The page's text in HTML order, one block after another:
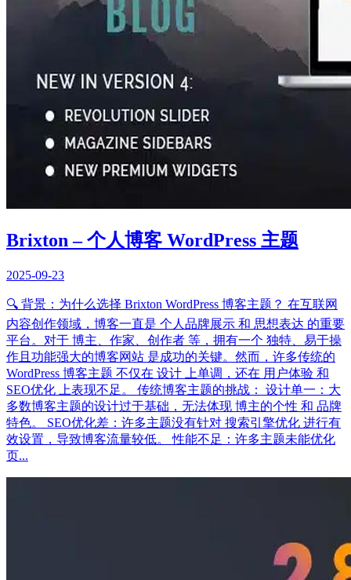
Brixton – 个人博客 WordPress 主题
2025-09-23
🔍 背景：为什么选择 Brixton WordPress 博客主题？ 在互联网
内容创作领域，博客一直是 个人品牌展示 和 思想表达 的重要
平台。对于 博主、作家、创作者 等，拥有一个 独特、易于操
作且功能强大的博客网站 是成功的关键。然而，许多传统的
WordPress 博客主题 不仅在 设计 上单调，还在 用户体验 和
SEO优化 上表现不足。 传统博客主题的挑战： 设计单一：大
多数博客主题的设计过于基础，无法体现 博主的个性 和 品牌
特色。 SEO优化差：许多主题没有针对 搜索引擎优化 进行有
效设置，导致博客流量较低。 性能不足：许多主题未能优化
页...